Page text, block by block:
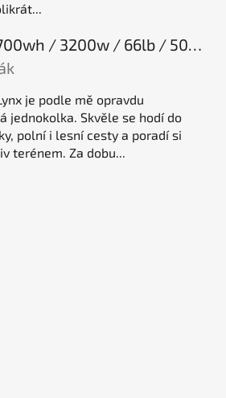
Veteran Lynx (2700wh / 3200w / 66lb / 50E), elektrická jednokolka
5 z 5 hvězdiček.
je podle mě opravdu
jednokolka. Skvěle se hodí do
polní i lesní cesty a poradí si
terénem. Za dobu...